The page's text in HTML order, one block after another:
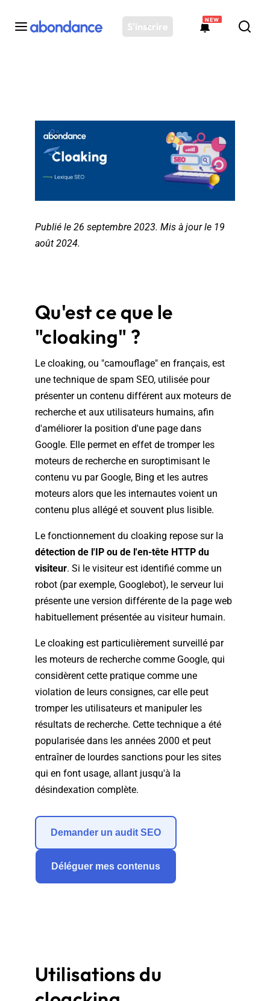
S'inscrire
NEW
Solutions
Publié le 26 septembre 2023. Mis à jour le 19
août 2024.
Qu'est ce que le
"cloaking" ?
Le cloaking, ou "camouflage" en français, est
une technique de spam SEO, utilisée pour
présenter un contenu différent aux moteurs de
recherche et aux utilisateurs humains, afin
d'améliorer la position d'une page dans
Google. Elle permet en effet de tromper les
moteurs de recherche en suroptimisant le
contenu vu par Google, Bing et les autres
moteurs alors que les internautes voient un
contenu plus allégé et souvent plus lisible.
Le fonctionnement du cloaking repose sur la
détection de l'IP ou de l'en-tête HTTP du
visiteur. Si le visiteur est identifié comme un
robot (par exemple, Googlebot), le serveur lui
présente une version différente de la page web
habituellement présentée au visiteur humain.
Le cloaking est particulièrement surveillé par
les moteurs de recherche comme Google, qui
considèrent cette pratique comme une
violation de leurs consignes, car elle peut
tromper les utilisateurs et manipuler les
résultats de recherche. Cette technique a été
popularisée dans les années 2000 et peut
entraîner de lourdes sanctions pour les sites
qui en font usage, allant jusqu'à la
désindexation complète.
Demander un audit SEO
Déléguer mes contenus
Utilisations du